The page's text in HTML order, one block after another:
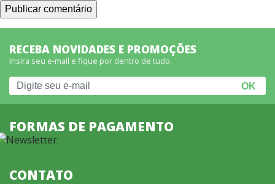
RECEBA NOVIDADES E PROMOÇÕES
Insira seu e-mail e fique por dentro de tudo.
FORMAS DE PAGAMENTO
CONTATO